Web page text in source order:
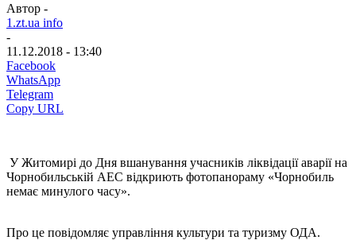
Автор -
1.zt.ua info
-
11.12.2018 - 13:40
Facebook
WhatsApp
Telegram
Copy URL
У Житомирі до Дня вшанування учасників ліквідації аварії на
Чорнобильській АЕС відкриють фотопанораму «Чорнобиль
немає минулого часу».
Про це повідомляє управління культури та туризму ОДА.